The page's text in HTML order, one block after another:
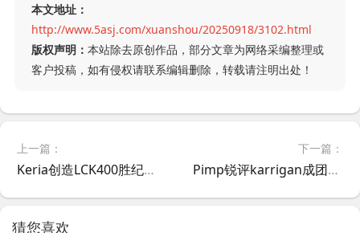
本文地址：
http://www.5asj.com/xuanshou/20250918/3102.html
版权声明： 本站除去原创作品，部分文章为网络采编整理或
客户投稿，如有侵权请联系编辑删除，转载请注明出处！
上一篇：
Keria创造LCK400胜纪录！T1险胜DK赛后专访：享受比赛才能玩好机器人
下一篇：
Pimp锐评karrigan成团队负担 FaZe数据滑坡引争议
猜您喜欢